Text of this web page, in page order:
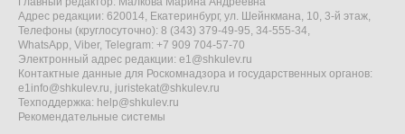
Адрес редакции: 620014, Екатеринбург, ул. Шейнкмана, 10, 3-й этаж,
Телефоны (круглосуточно): 8 (343) 379-49-95, 34-555-34,
WhatsApp, Viber, Telegram: +7 909 704-57-70
Электронный адрес редакции: e1@shkulev.ru
Контактные данные для Роскомнадзора и государственных органов:
e1info@shkulev.ru, juristekat@shkulev.ru
Техподдержка: help@shkulev.ru
Рекомендательные системы